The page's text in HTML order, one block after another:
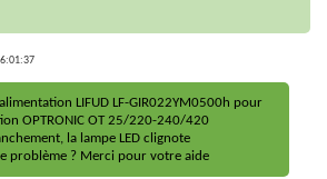
LIFUD LF-GIR022YM0500h pour
OPTRONIC OT 25/220-240/420
la lampe LED clignote
problème ? Merci pour votre aide